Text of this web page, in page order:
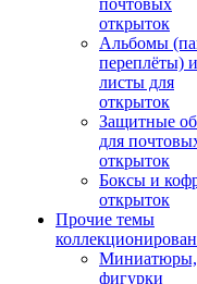
открыток
Альбомы
переплёты) и
листы для
открыток
Защитные
для
открыток
Боксы и
открыток
Прочие темы
Миниатюры,
фигурки